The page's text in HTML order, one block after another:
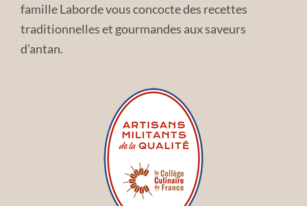
famille Laborde vous concocte des recettes
traditionnelles et gourmandes aux saveurs
d’antan.